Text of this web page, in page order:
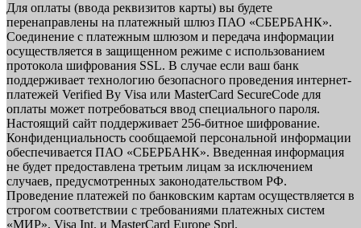
Для оплаты (ввода реквизитов карты) вы будете
перенаправлены на платежный шлюз ПАО «СБЕРБАНК».
Соединение с платежным шлюзом и передача информации
осуществляется в защищенном режиме с использованием
протокола шифрования SSL. В случае если ваш банк
поддерживает технологию безопасного проведения интернет-
платежей Verified By Visa или MasterCard SecureCode для
оплаты может потребоваться ввод специального пароля.
Настоящий сайт поддерживает 256-битное шифрование.
Конфиденциальность сообщаемой персональной информации
обеспечивается ПАО «СБЕРБАНК». Введенная информация
не будет предоставлена третьим лицам за исключением
случаев, предусмотренных законодательством РФ.
Проведение платежей по банковским картам осуществляется в
строгом соответствии с требованиями платежных систем
«МИР», Visa Int. и MasterCard Europe Sprl.